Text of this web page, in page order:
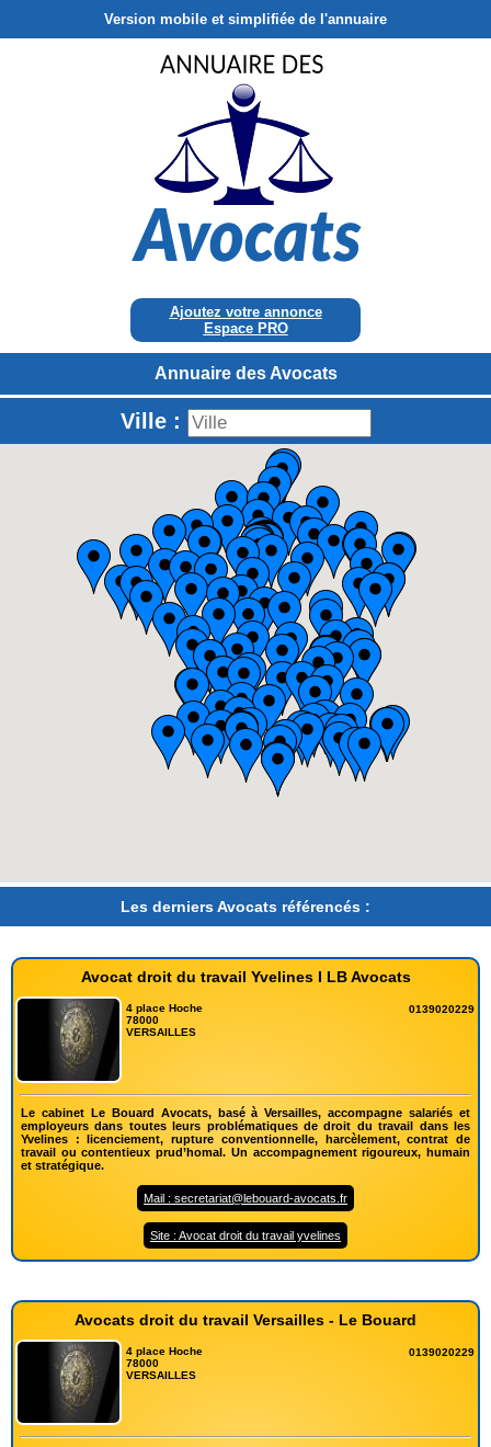
Version mobile et simplifiée de l'annuaire
Ajoutez votre annonce
Espace PRO
Annuaire des Avocats
Ville :
Les derniers Avocats référencés :
Avocat droit du travail Yvelines I LB Avocats
4 place Hoche
78000
VERSAILLES
0139020229
Le cabinet Le Bouard Avocats, basé à Versailles, accompagne salariés et
employeurs dans toutes leurs problématiques de droit du travail dans les
Yvelines : licenciement, rupture conventionnelle, harcèlement, contrat de
travail ou contentieux prud’homal. Un accompagnement rigoureux, humain
et stratégique.
Mail : secretariat@lebouard-avocats.fr
Site : Avocat droit du travail yvelines
Avocats droit du travail Versailles - Le Bouard
4 place Hoche
78000
VERSAILLES
0139020229